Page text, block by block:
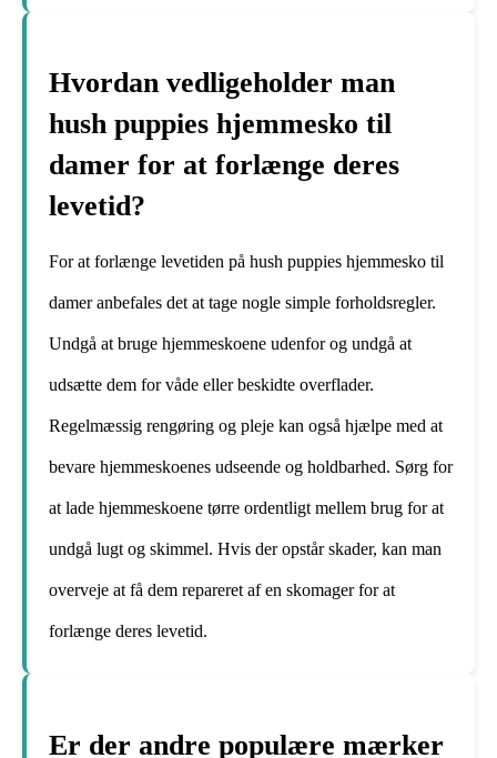
Hvordan vedligeholder man
hush puppies hjemmesko til
damer for at forlænge deres
levetid?
For at forlænge levetiden på hush puppies hjemmesko til
damer anbefales det at tage nogle simple forholdsregler.
Undgå at bruge hjemmeskoene udenfor og undgå at
udsætte dem for våde eller beskidte overflader.
Regelmæssig rengøring og pleje kan også hjælpe med at
bevare hjemmeskoenes udseende og holdbarhed. Sørg for
at lade hjemmeskoene tørre ordentligt mellem brug for at
undgå lugt og skimmel. Hvis der opstår skader, kan man
overveje at få dem repareret af en skomager for at
forlænge deres levetid.
Er der andre populære mærker